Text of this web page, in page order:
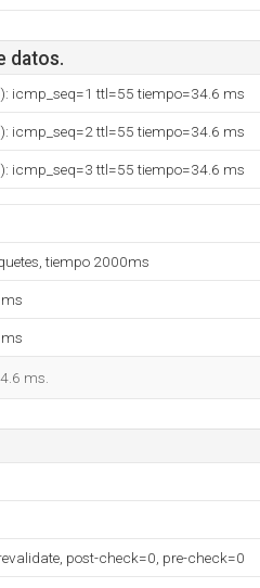
datos.
icmp_seq=1 ttl=55 tiempo=34.6 ms
icmp_seq=2 ttl=55 tiempo=34.6 ms
icmp_seq=3 ttl=55 tiempo=34.6 ms
tiempo 2000ms
ms.
post-check=0, pre-check=0